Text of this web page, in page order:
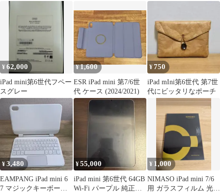
スグレイ SIMフリー バ
ッテリー88% Bランク
4549995250367
Pencil2
¥62,000
iPad mini第6世代フペー
スグレー
¥1,600
ESR iPad mini 第7/6世
代 ケース (2024/2021)
¥750
iPad mIni第6世代 第7世
代にビッタリなポーチ
¥3,480
EAMPANG iPad mini 6
7 マジックキーボード
¥55,000
iPad mini 第6世代 64GB
Wi-Fi パープル 純正ケ
¥ 1,000
NIMASO iPad mini 7/6
用 ガラスフィルム 光沢